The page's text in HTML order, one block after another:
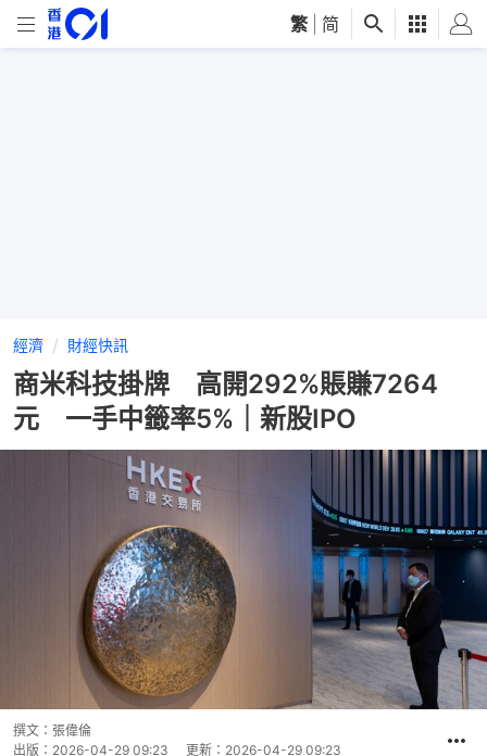
繁 简
經濟 財經快訊
商米科技掛牌 高開292%賬賺7264
元 一手中籤率5%｜新股IPO
撰文： 張偉倫
出版： 2026-04-29 09:23 更新： 2026-04-29 09:23